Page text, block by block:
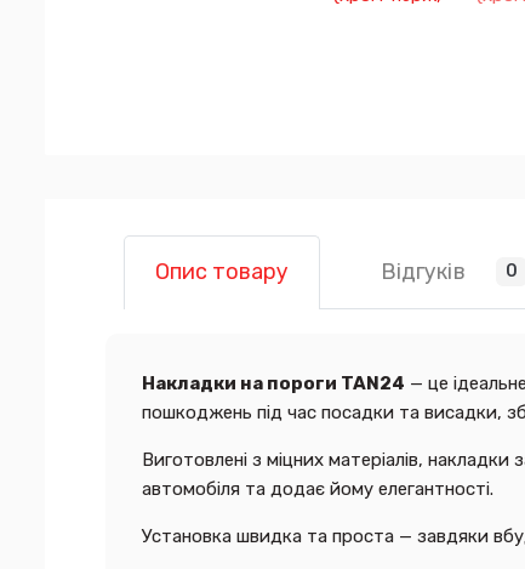
Опис товару Відгуків 0
Накладки на пороги TAN24 — це
пошкоджень під час посадки та висадки,
Виготовлені з міцних матеріалів,
автомобіля та додає йому елегантності.
Установка швидка та проста — завдяки